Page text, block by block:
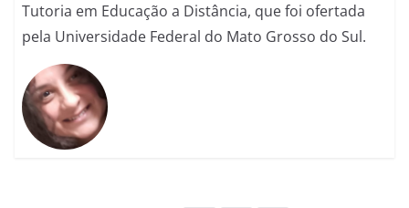
Tutoria em Educação a Distância, que foi ofertada
pela Universidade Federal do Mato Grosso do Sul.